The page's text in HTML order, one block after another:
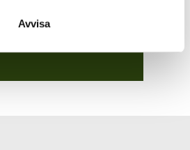
Avvisa
Kontakt